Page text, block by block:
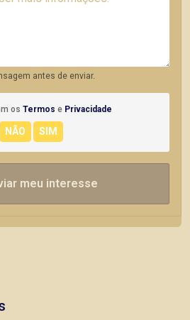
antes de enviar.
os Termos e Privacidade
meu interesse